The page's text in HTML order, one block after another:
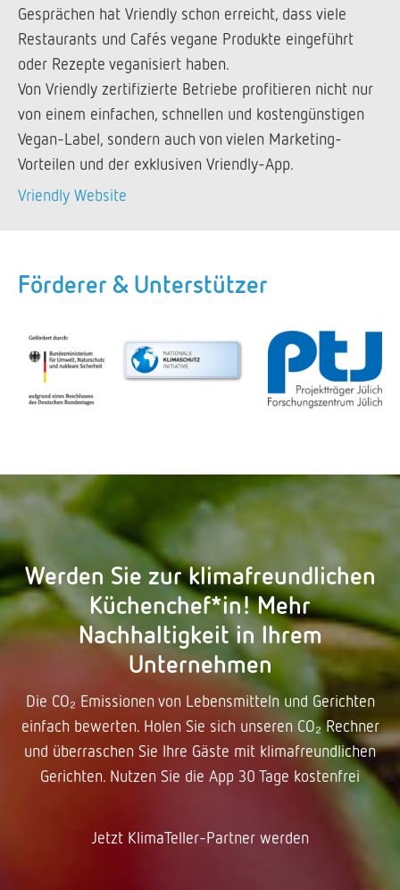
Gesprächen hat Vriendly schon erreicht, dass viele
Restaurants und Cafés vegane Produkte eingeführt
oder Rezepte veganisiert haben.
Von Vriendly zertifizierte Betriebe profitieren nicht nur
von einem einfachen, schnellen und kostengünstigen
Vegan-Label, sondern auch von vielen Marketing-
Vorteilen und der exklusiven Vriendly-App.
Vriendly Website
Förderer & Unterstützer
Werden Sie zur klimafreundlichen
Küchenchef*in! Mehr
Nachhaltigkeit in Ihrem
Unternehmen
Die CO₂ Emissionen von Lebensmitteln und Gerichten
einfach bewerten. Holen Sie sich unseren CO₂ Rechner
und überraschen Sie Ihre Gäste mit klimafreundlichen
Gerichten. Nutzen Sie die App 30 Tage kostenfrei
Jetzt KlimaTeller-Partner werden